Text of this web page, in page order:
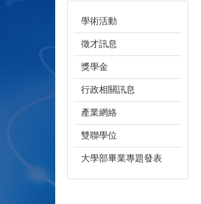
學術活動
徵才訊息
獎學金
行政相關訊息
產業網絡
雙聯學位
大學部畢業專題發表